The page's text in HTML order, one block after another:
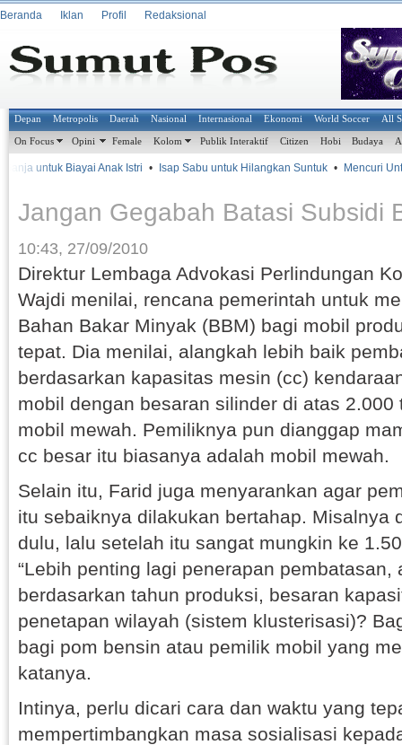
Beranda Iklan Profil Redaksional
Depan Metropolis Daerah Nasional Internasional Ekonomi World Soccer All
On Focus Opini Female Kolom Publik Interaktif Citizen Hobi Budaya
untuk Biayai Anak Istri • Isap Sabu untuk Hilangkan Suntuk • Mencuri
Jangan Gegabah Batasi Subsidi
10:43, 27/09/2010
Direktur Lembaga Advokasi Perlindungan
Wajdi menilai, rencana pemerintah untuk
Bahan Bakar Minyak (BBM) bagi mobil
tepat. Dia menilai, alangkah lebih baik
berdasarkan kapasitas mesin (cc)
mobil dengan besaran silinder di atas
mobil mewah. Pemiliknya pun dianggap
cc besar itu biasanya adalah mobil mewah.
Selain itu, Farid juga menyarankan agar
itu sebaiknya dilakukan bertahap. Misalnya
dulu, lalu setelah itu sangat mungkin ke
“Lebih penting lagi penerapan pembatasan,
berdasarkan tahun produksi, besaran
penetapan wilayah (sistem klusterisasi)?
bagi pom bensin atau pemilik mobil yang
katanya.
Intinya, perlu dicari cara dan waktu yang
mempertimbangkan masa sosialisasi